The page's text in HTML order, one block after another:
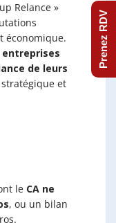
Relance »
économique.
de leurs
et
le CA ne
, ou un bilan
Prenez RDV